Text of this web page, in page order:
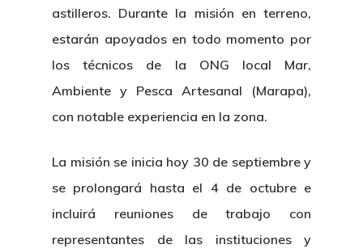
astilleros. Durante la misión en terreno,
estarán apoyados en todo momento por
los técnicos de la ONG local Mar,
Ambiente y Pesca Artesanal (Marapa),
con notable experiencia en la zona.
La misión se inicia hoy 30 de septiembre y
se prolongará hasta el 4 de octubre e
incluirá reuniones de trabajo con
representantes de las instituciones y